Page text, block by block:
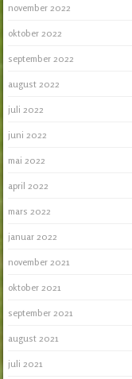
november 2022
oktober 2022
september 2022
august 2022
juli 2022
juni 2022
mai 2022
april 2022
mars 2022
januar 2022
november 2021
oktober 2021
september 2021
august 2021
juli 2021